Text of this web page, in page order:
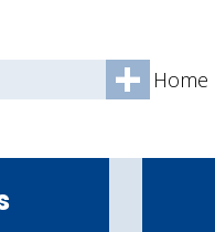
Home